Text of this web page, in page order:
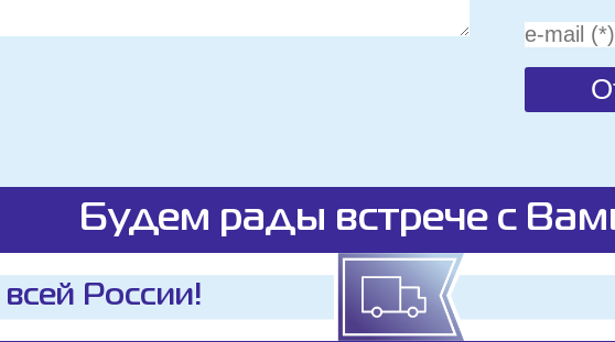
Будем рады встрече с
России!